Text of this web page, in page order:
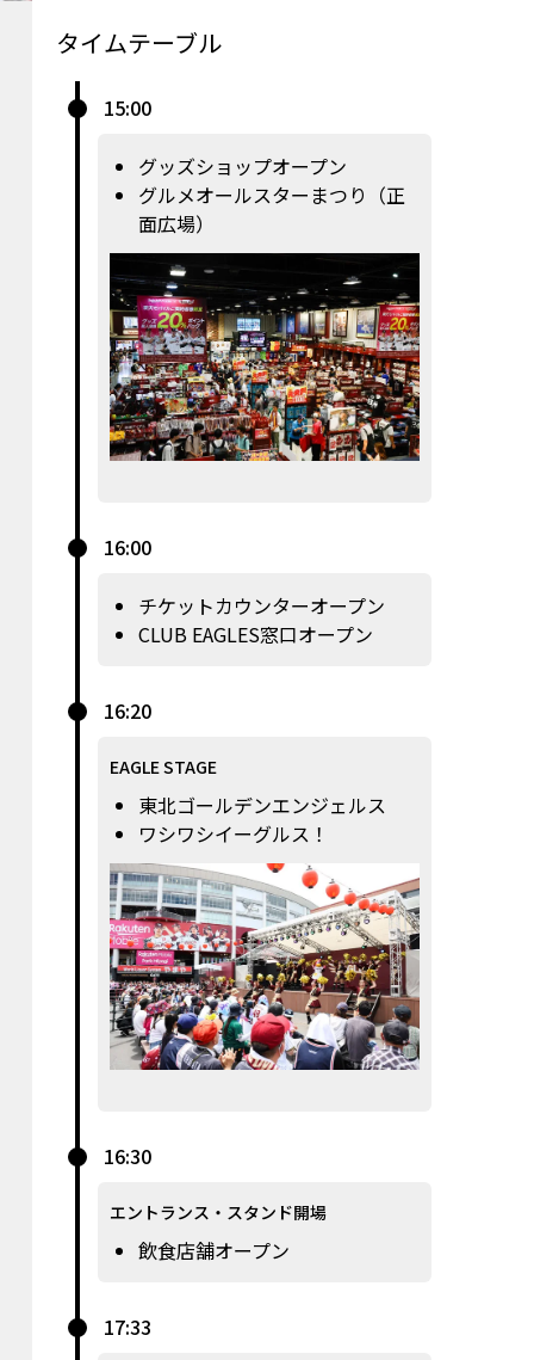
タイムテーブル
15:00
グッズショップオープン
グルメオールスターまつり（正
面広場）
16:00
チケットカウンターオープン
CLUB EAGLES窓口オープン
16:20
EAGLE STAGE
東北ゴールデンエンジェルス
ワシワシイーグルス！
16:30
エントランス・スタンド開場
飲食店舗オープン
17:33